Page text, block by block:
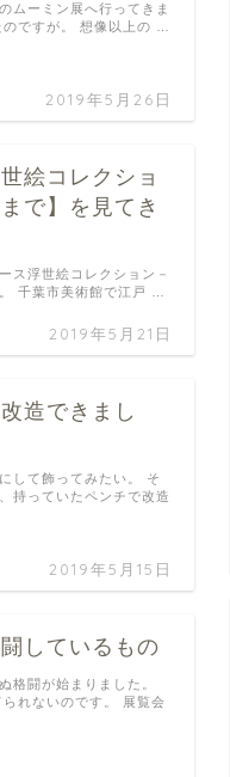
2019年5月26日
ムーミン展へ行ってきま
ですが。 想像以上の …
絵コレクショ
で】を見てき
2019年5月21日
ス浮世絵コレクション－
千葉市美術館で江戸 …
造できまし
2019年5月15日
して飾ってみたい。 そ
持っていたペンチで改造
しているもの
格闘が始まりました。
れないのです。 展覧会